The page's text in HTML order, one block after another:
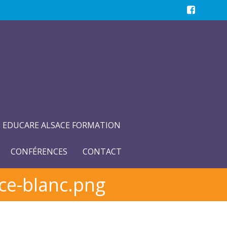
EDUCARE ALSACE FORMATION
CONFÉRENCES CONTACT
blanc.png